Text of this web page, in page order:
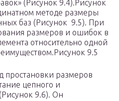
(Рисунок 9.4).Рисунок
методе размеры
баз (Рисунок 9.5). При
размеров и ошибок в
относительно одной
Рисунок 9.5
размеров
цепного и
9.6). Он